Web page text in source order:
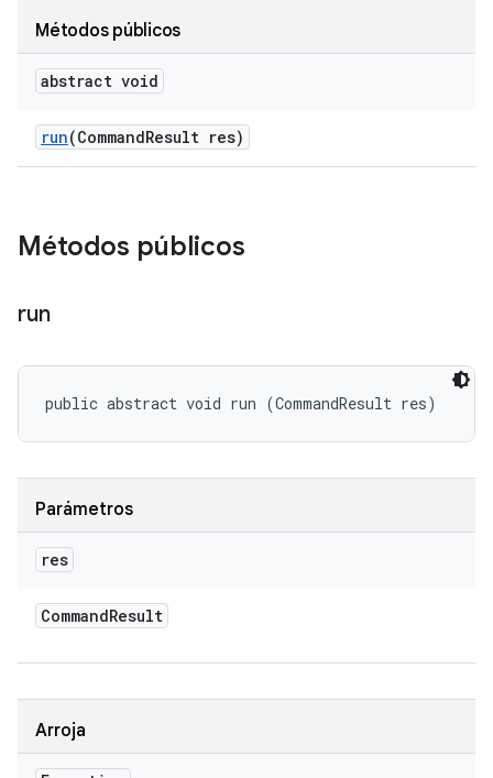
Métodos públicos
abstract void
run(CommandResult res)
Métodos públicos
run
public abstract void run (CommandResult res)
Parámetros
res
CommandResult
Arroja